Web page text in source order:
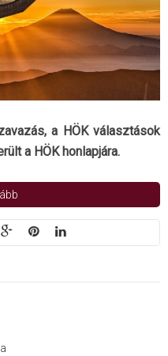
a HÖK választások
a HÖK honlapjára.